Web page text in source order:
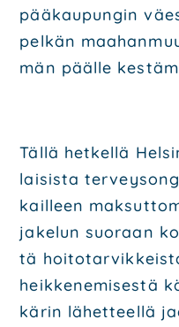
pää­kau­pun­gin
pel­kän
män pääl­le
Täl­lä het­kel­lä
lai­sis­ta
kail­leen
jake­lun suo­raan
tä
heik­ke­ne­mi­ses­tä
kä­rin lähet­teel­lä